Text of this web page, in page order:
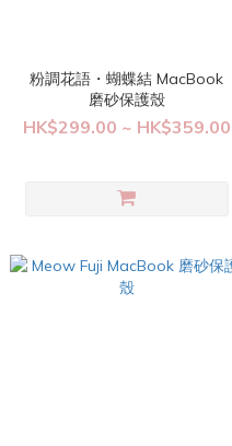
粉調花語・蝴蝶結 MacBook
磨砂保護殼
HK$299.00 ~ HK$359.00